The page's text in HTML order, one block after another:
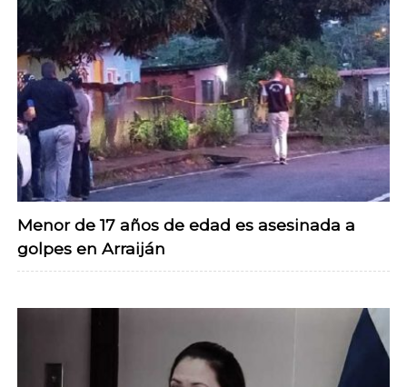
Menor de 17 años de edad es asesinada a
golpes en Arraiján